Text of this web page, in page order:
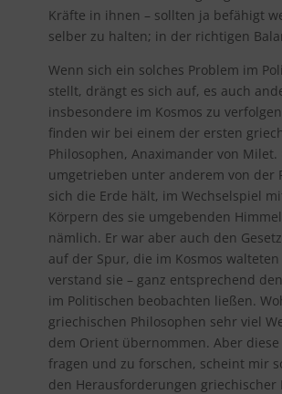
Kräfte in ihnen – sollten ja befähigt
selber zu halten; in der richtigen
Wenn sich ein solches Problem im
stellt, drängt es sich auf, es auch
insbesondere im Kosmos zu
finden wir bei einem der ersten
Philosophen, Anaximander von Milet.
umgetrieben unter anderem von der
sich die Erde hält, im Wechselspiel
Körpern des sie umgebenden
nämlich. Er war aber auch den
auf der Spur, die im Kosmos
verstand sie – ganz entsprechend
im Politischen beobachten ließen.
griechischen Philosophen sehr viel
dem Orient übernommen. Aber diese
fragen und zu forschen, scheint mir
den Herausforderungen griechischer